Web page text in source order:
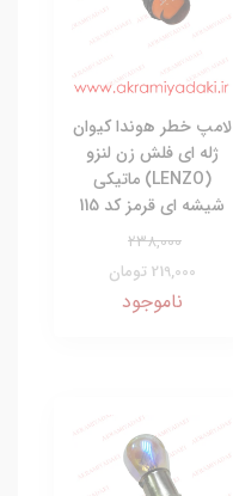
لامپ خطر هوندا کیوان
ژله ای فلش زن لنزو
(LENZO) ماتیکی
شیشه ای قرمز کد 115
238,000
219,000 تومان
ناموجود